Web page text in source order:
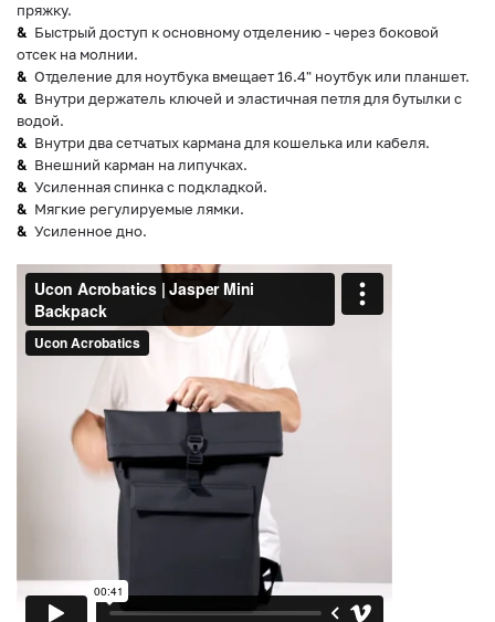
пряжку.
Быстрый доступ к основному отделению - через боковой
отсек на молнии.
Отделение для ноутбука вмещает 16.4" ноутбук или планшет.
Внутри держатель ключей и эластичная петля для бутылки с
водой.
Внутри два сетчатых кармана для кошелька или кабеля.
Внешний карман на липучках.
Усиленная спинка с подкладкой.
Мягкие регулируемые лямки.
Усиленное дно.